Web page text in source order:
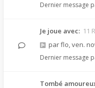
Dernier message
Je joue avec: 11
parflo,ven.
Dernier message
Tombé